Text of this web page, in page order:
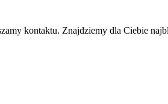
kontaktu. Znajdziemy dla Ciebie